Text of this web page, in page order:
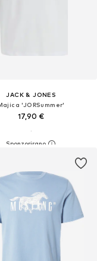
JACK & JONES
'JORSummer'
17,90 €